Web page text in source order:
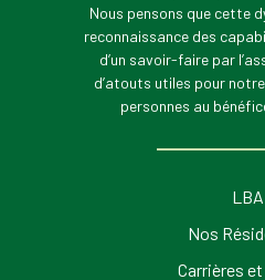
Nous pensons que cette
reconnaissance des
d’un savoir-faire par
d’atouts utiles pour
personnes au
LBA
Nos
Carrières